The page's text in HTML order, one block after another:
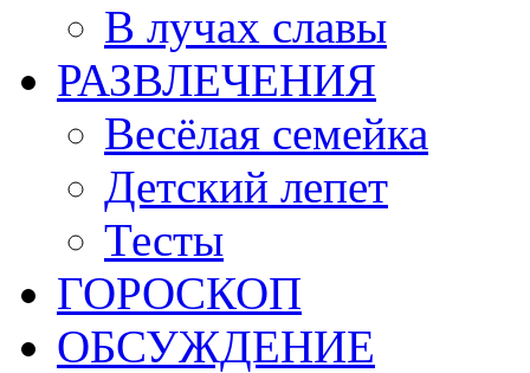
В лучах славы
РАЗВЛЕЧЕНИЯ
Весёлая семейка
Детский лепет
Тесты
ГОРОСКОП
ОБСУЖДЕНИЕ